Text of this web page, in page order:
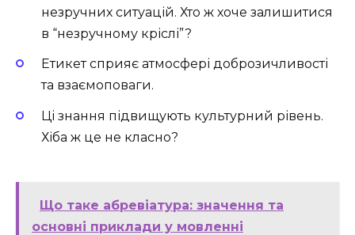
незручних ситуацій. Хто ж хоче залишитися
в “незручному кріслі”?
Етикет сприяє атмосфері доброзичливості
та взаємоповаги.
Ці знання підвищують культурний рівень.
Хіба ж це не класно?
Що таке абревіатура: значення та
основні приклади у мовленні